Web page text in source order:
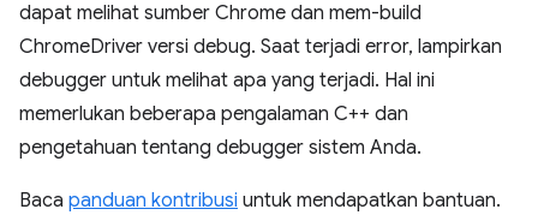
dapat melihat sumber Chrome dan mem-build
ChromeDriver versi debug. Saat terjadi error, lampirkan
debugger untuk melihat apa yang terjadi. Hal ini
memerlukan beberapa pengalaman C++ dan
pengetahuan tentang debugger sistem Anda.
Baca panduan kontribusi untuk mendapatkan bantuan.